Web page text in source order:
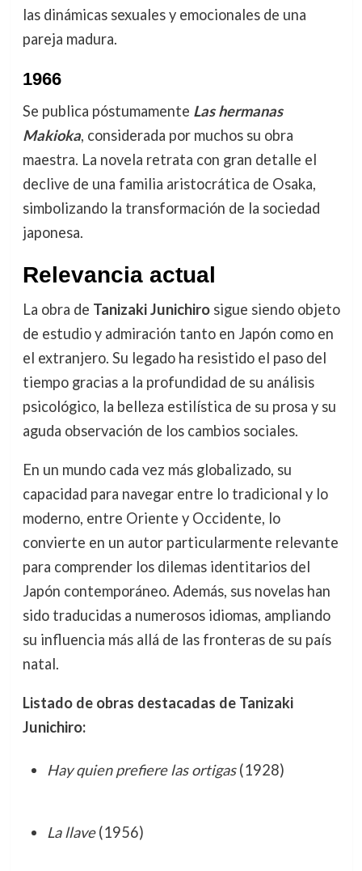
las dinámicas sexuales y emocionales de una
pareja madura.
1966
Se publica póstumamente Las hermanas
Makioka, considerada por muchos su obra
maestra. La novela retrata con gran detalle el
declive de una familia aristocrática de Osaka,
simbolizando la transformación de la sociedad
japonesa.
Relevancia actual
La obra de Tanizaki Junichirosigue siendo objeto
de estudio y admiración tanto en Japón como en
el extranjero. Su legado ha resistido el paso del
tiempo gracias a la profundidad de su análisis
psicológico, la belleza estilística de su prosa y su
aguda observación de los cambios sociales.
En un mundo cada vez más globalizado, su
capacidad para navegar entre lo tradicional y lo
moderno, entre Oriente y Occidente, lo
convierte en un autor particularmente relevante
para comprender los dilemas identitarios del
Japón contemporáneo. Además, sus novelas han
sido traducidas a numerosos idiomas, ampliando
su influencia más allá de las fronteras de su país
natal.
Listado de obras destacadas de Tanizaki
Junichiro:
Hay quien prefiere las ortigas(1928)
La llave(1956)